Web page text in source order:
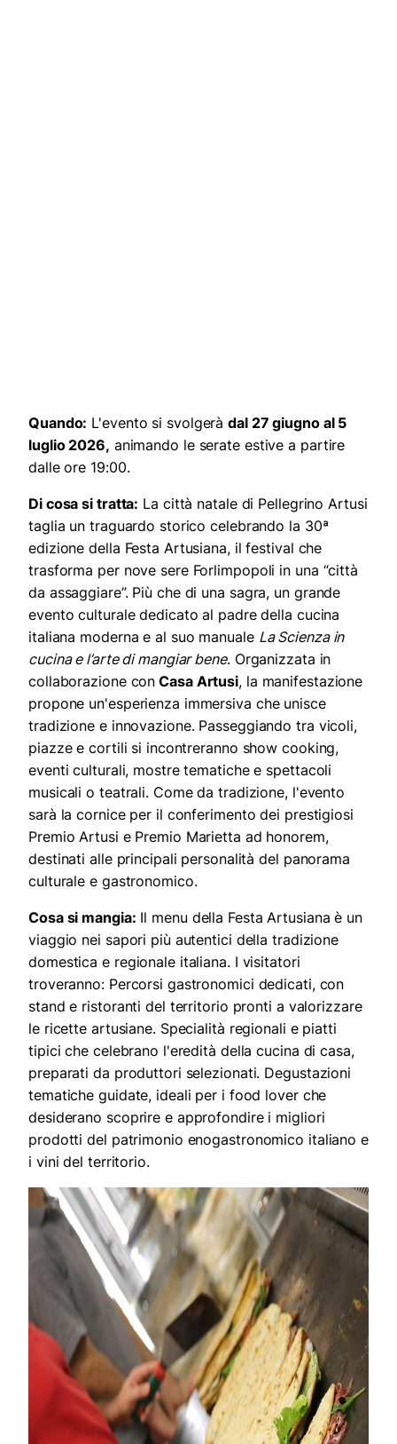
Quando: L'evento si svolgeràdal 27 giugno al 5
luglio 2026, animando le serate estive a partire
dalle ore 19:00.
Di cosa si tratta: La città natale di Pellegrino Artusi
taglia un traguardo storico celebrando la 30ª
edizione della Festa Artusiana, il festival che
trasforma per nove sere Forlimpopoli in una “città
da assaggiare”. Più che di una sagra, un grande
evento culturale dedicato al padre della cucina
italiana moderna e al suo manuale La Scienza in
cucina e l’arte di mangiar bene. Organizzata in
collaborazione con Casa Artusi, la manifestazione
propone un'esperienza immersiva che unisce
tradizione e innovazione. Passeggiando tra vicoli,
piazze e cortili si incontreranno show cooking,
eventi culturali, mostre tematiche e spettacoli
musicali o teatrali. Come da tradizione, l'evento
sarà la cornice per il conferimento dei prestigiosi
Premio Artusi e Premio Marietta ad honorem,
destinati alle principali personalità del panorama
culturale e gastronomico.
Cosa si mangia: Il menu della Festa Artusiana è un
viaggio nei sapori più autentici della tradizione
domestica e regionale italiana. I visitatori
troveranno: Percorsi gastronomici dedicati, con
stand e ristoranti del territorio pronti a valorizzare
le ricette artusiane. Specialità regionali e piatti
tipici che celebrano l'eredità della cucina di casa,
preparati da produttori selezionati. Degustazioni
tematiche guidate, ideali per i food lover che
desiderano scoprire e approfondire i migliori
prodotti del patrimonio enogastronomico italiano e
i vini del territorio.